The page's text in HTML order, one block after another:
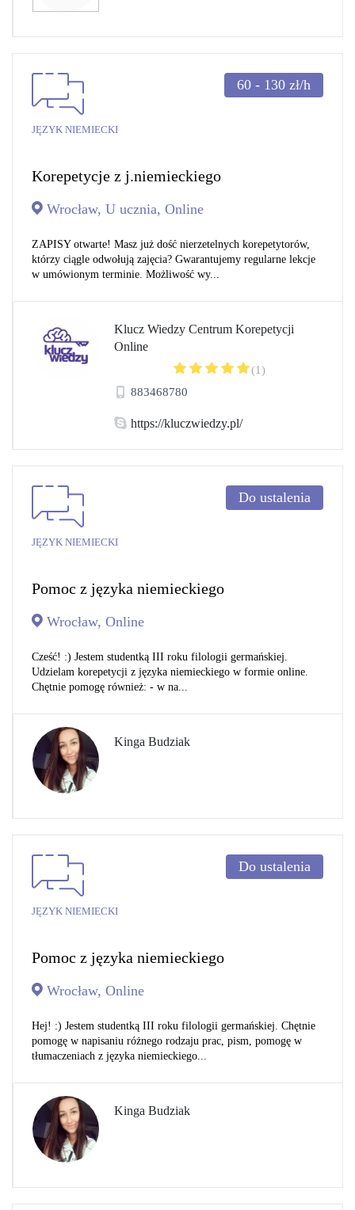
JĘZYK NIEMIECKI
60 - 130 zł/h
Korepetycje z j.niemieckiego
Wrocław, U ucznia, Online
ZAPISY otwarte! Masz już dość nierzetelnych korepetytorów,
którzy ciągle odwołują zajęcia? Gwarantujemy regularne lekcje
w umówionym terminie. Możliwość wy...
Klucz Wiedzy Centrum Korepetycji
Online
(1)
883468780
https://kluczwiedzy.pl/
JĘZYK NIEMIECKI
Do ustalenia
Pomoc z języka niemieckiego
Wrocław, Online
Cześć! :) Jestem studentką III roku filologii germańskiej.
Udzielam korepetycji z języka niemieckiego w formie online.
Chętnie pomogę również: - w na...
Kinga Budziak
JĘZYK NIEMIECKI
Do ustalenia
Pomoc z języka niemieckiego
Wrocław, Online
Hej! :) Jestem studentką III roku filologii germańskiej. Chętnie
pomogę w napisaniu różnego rodzaju prac, pism, pomogę w
tłumaczeniach z języka niemieckiego...
Kinga Budziak